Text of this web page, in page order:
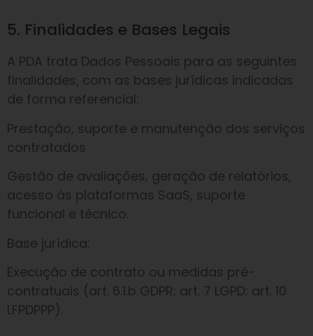
5. Finalidades e Bases Legais
A PDA trata Dados Pessoais para as seguintes
finalidades, com as bases jurídicas indicadas
de forma referencial:
Prestação, suporte e manutenção dos serviços
contratados
Gestão de avaliações, geração de relatórios,
acesso às plataformas SaaS, suporte
funcional e técnico.
Base jurídica:
Execução de contrato ou medidas pré-
contratuais (art. 6.1.b GDPR; art. 7 LGPD; art. 10
LFPDPPP).